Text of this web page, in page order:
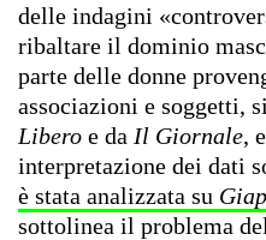
delle indagini
ribaltare il dominio
parte delle donne
associazioni e soggetti,
Libero e da Il Giornale,
interpretazione dei dati
è stata analizzata su Giap
sottolinea il problema